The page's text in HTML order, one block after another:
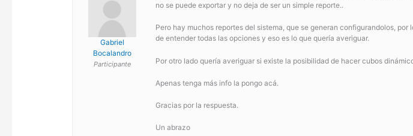
Gabriel
Bocalandro
Participante
no se puede exportar y no deja de ser un simple reporte..
Pero hay muchos reportes del sistema, que se generan configurandolos,
de entender todas las opciones y eso es lo que quería averiguar.
Por otro lado quería averiguar si existe la posibilidad de hacer cubos
Apenas tenga más info la pongo acá.
Gracias por la respuesta.
Un abrazo